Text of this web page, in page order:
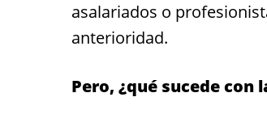
asalariados o
anterioridad.
Pero, ¿qué sucede con